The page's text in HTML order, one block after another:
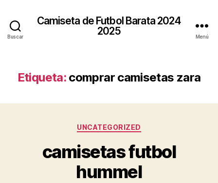
Buscar
Camiseta de Futbol Barata 2024
2025
Menú
Etiqueta: comprar camisetas zara
Categorías
UNCATEGORIZED
camisetas futbol
hummel